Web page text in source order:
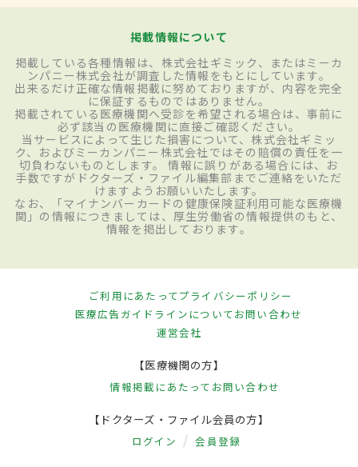
掲載情報について
掲載している各種情報は、株式会社ギミック、またはミーカ
ンパニー株式会社が調査した情報をもとにしています。
出来るだけ正確な情報掲載に努めておりますが、内容を完全
に保証するものではありません。
掲載されている医療機関へ受診を希望される場合は、事前に
必ず該当の医療機関に直接ご確認ください。
当サービスによって生じた損害について、株式会社ギミッ
ク、およびミーカンパニー株式会社ではその賠償の責任を一
切負わないものとします。 情報に誤りがある場合には、お
手数ですがドクターズ・ファイル編集部までご連絡をいただ
けますようお願いいたします。
なお、「マイナンバーカードの健康保険証利用可能な医療機
関」の情報につきましては、厚生労働省の情報提供のもと、
情報を掲出しております。
ご利用にあたってプライバシーポリシー
医療広告ガイドラインについてお問い合わせ
運営会社
【医療機関の方】
情報掲載にあたって お問い合わせ
【ドクターズ・ファイル会員の方】
ログイン 会員登録